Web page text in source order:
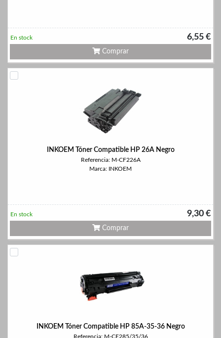
6,55 €
En stock
Comprar
INKOEM Tóner Compatible HP 26A Negro
Referencia: M-CF226A
Marca: INKOEM
9,30 €
En stock
Comprar
INKOEM Tóner Compatible HP 85A-35-36 Negro
Referencia: M-CE285/35/36